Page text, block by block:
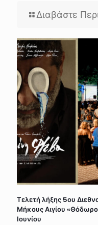
Διαβάστε
Τελετή λήξης 5ου
Μήκους Αιγίου
Ιουνίου